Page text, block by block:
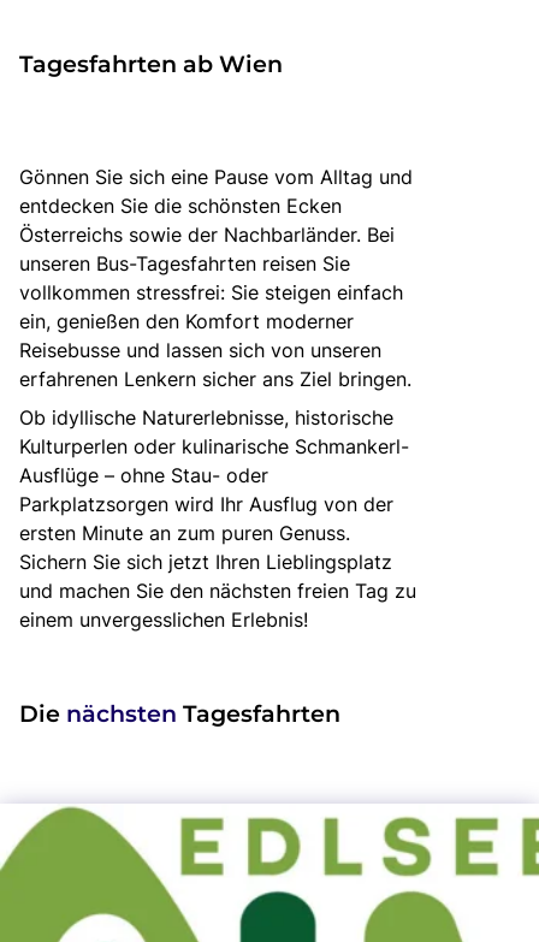
Tagesfahrten ab Wien
Gönnen Sie sich eine Pause vom Alltag und
entdecken Sie die schönsten Ecken
Österreichs sowie der Nachbarländer. Bei
unseren Bus-Tagesfahrten reisen Sie
vollkommen stressfrei: Sie steigen einfach
ein, genießen den Komfort moderner
Reisebusse und lassen sich von unseren
erfahrenen Lenkern sicher ans Ziel bringen.
Ob idyllische Naturerlebnisse, historische
Kulturperlen oder kulinarische Schmankerl-
Ausflüge – ohne Stau- oder
Parkplatzsorgen wird Ihr Ausflug von der
ersten Minute an zum puren Genuss.
Sichern Sie sich jetzt Ihren Lieblingsplatz
und machen Sie den nächsten freien Tag zu
einem unvergesslichen Erlebnis!
Die nächsten Tagesfahrten